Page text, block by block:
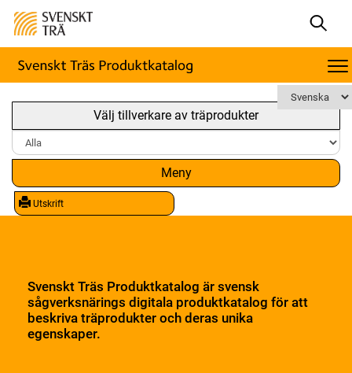
Välj tillverkare av träprodukter
Meny
Utskrift
Svenskt Träs Produktkatalog är svensk
sågverksnärings digitala produktkatalog för att
beskriva träprodukter och deras unika
egenskaper.